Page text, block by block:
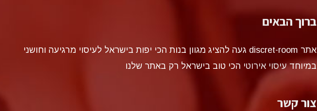
ברוך הבאים
אתר discret-room געה להציג מגוון בנות הכי יפות בישראל לעיסוי מרגיעה וחושני
במיוחדעיסוי אירוטי הכי טוב בישראל רק באתר שלנו
צור קשר